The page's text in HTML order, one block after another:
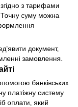
з тарифами
суму можна
документ,
замовлення.
банківських
платіжну систему
оплати, який